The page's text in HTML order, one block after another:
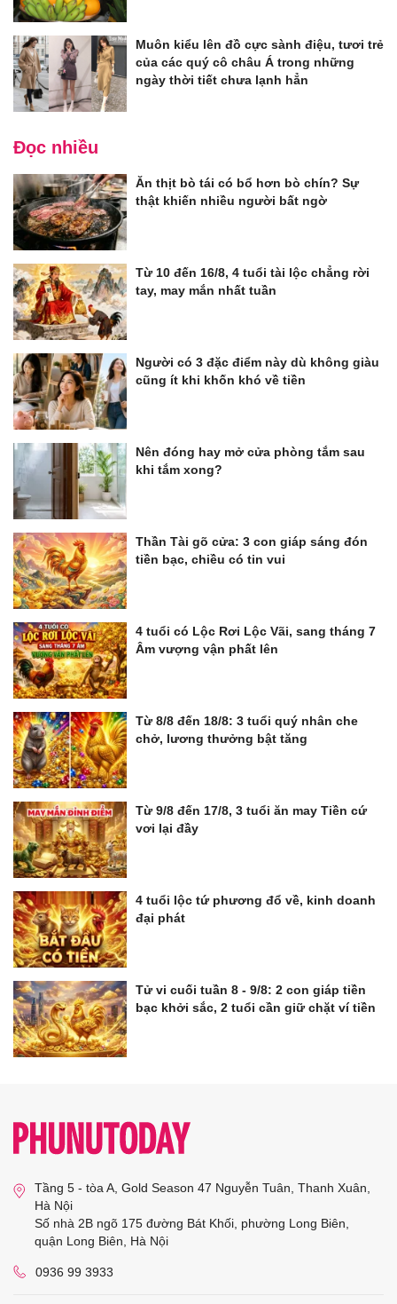
Muôn kiểu lên đồ cực sành điệu, tươi trẻ
của các quý cô châu Á trong những
ngày thời tiết chưa lạnh hẳn
Đọc nhiều
Ăn thịt bò tái có bổ hơn bò chín? Sự
thật khiến nhiều người bất ngờ
Từ 10 đến 16/8, 4 tuổi tài lộc chẳng rời
tay, may mắn nhất tuần
Người có 3 đặc điểm này dù không giàu
cũng ít khi khốn khó về tiền
Nên đóng hay mở cửa phòng tắm sau
khi tắm xong?
Thần Tài gõ cửa: 3 con giáp sáng đón
tiền bạc, chiều có tin vui
4 tuổi có Lộc Rơi Lộc Vãi, sang tháng 7
Âm vượng vận phất lên
Từ 8/8 đến 18/8: 3 tuổi quý nhân che
chở, lương thưởng bật tăng
Từ 9/8 đến 17/8, 3 tuổi ăn may Tiền cứ
vơi lại đầy
4 tuổi lộc tứ phương đổ về, kinh doanh
đại phát
Tử vi cuối tuần 8 - 9/8: 2 con giáp tiền
bạc khởi sắc, 2 tuổi cần giữ chặt ví tiền
Tầng 5 - tòa A, Gold Season 47 Nguyễn Tuân, Thanh Xuân,
Hà Nội
Số nhà 2B ngõ 175 đường Bát Khối, phường Long Biên,
quận Long Biên, Hà Nội
0936 99 3933